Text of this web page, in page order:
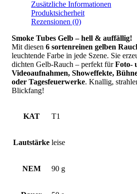
Zusätzliche Informationen
Produktsicherheit
Rezensionen (0)
Smoke Tubes Gelb – hell & auffällig!
Mit diesen 6 sortenreinen gelben
leuchtende Farbe in jede Szene. Sie
dichten Gelb-Rauch – perfekt fürFoto-
Videoaufnahmen, Showeffekte,
oder Tagesfeuerwerke. Knallig,
Blickfang!
KAT T1
Lautstärke leise
NEM 90 g